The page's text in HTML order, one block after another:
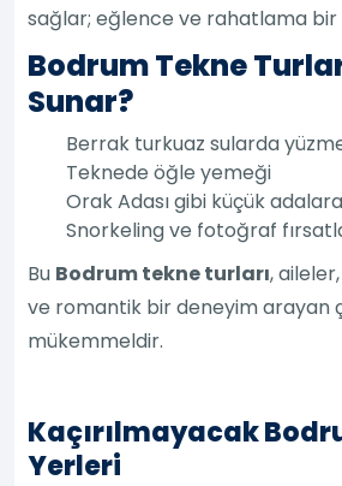
sağlar; eğlence ve rahatlama bir
Bodrum Tekne
Sunar?
Berrak turkuaz sularda
Teknede öğle yemeği
Orak Adası gibi küçük
Snorkeling ve fotoğraf
Bu Bodrum tekne turları,
ve romantik bir deneyim arayan
mükemmeldir.
Kaçırılmayacak
Yerleri